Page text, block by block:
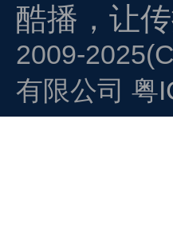
酷播，让
2009-
有限公司 粤